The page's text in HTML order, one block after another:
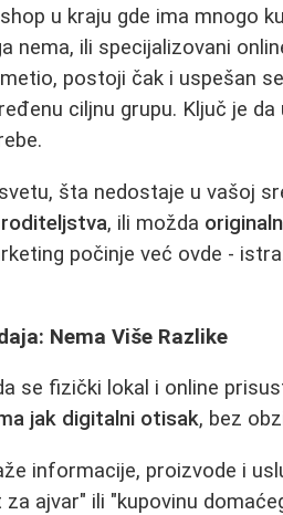
u kraju gde ima mnogo
nema, ili specijalizovani
postoji čak i uspešan
ciljnu grupu. Ključ je
šta nedostaje u vašoj
, ili možda
počinje već ovde -
Nema Više Razlike
se fizički lokal i online
jak digitalni otisak, bez
informacije, proizvode i
ajvar" ili "kupovinu